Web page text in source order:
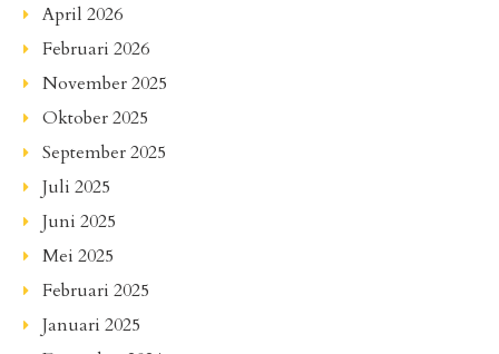
April 2026
Februari 2026
November 2025
Oktober 2025
September 2025
Juli 2025
Juni 2025
Mei 2025
Februari 2025
Januari 2025